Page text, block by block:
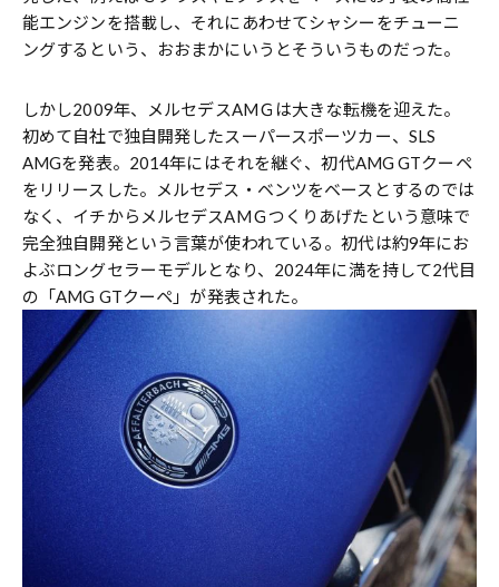
能エンジンを搭載し、それにあわせてシャシーをチューニ
ングするという、おおまかにいうとそういうものだった。
しかし2009年、メルセデスAMＧは大きな転機を迎えた。
初めて自社で独自開発したスーパースポーツカー、SLS
AMGを発表。2014年にはそれを継ぐ、初代AMG GTクーペ
をリリースした。メルセデス・ベンツをベースとするのでは
なく、イチからメルセデスAMＧつくりあげたという意味で
完全独自開発という言葉が使われている。初代は約9年にお
よぶロングセラーモデルとなり、2024年に満を持して2代目
の「AMG GTクーペ」が発表された。